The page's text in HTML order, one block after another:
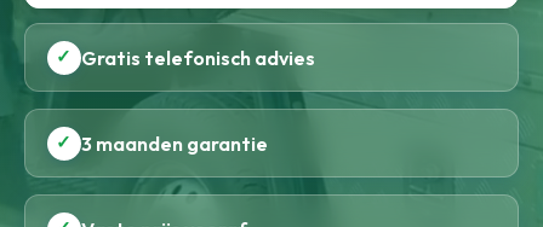
✓ Gratis telefonisch advies
✓ 3 maanden garantie